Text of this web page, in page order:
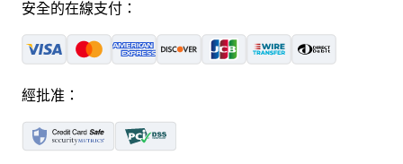
安全的在線支付：
經批准：